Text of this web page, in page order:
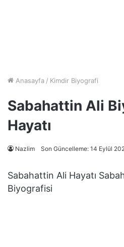
Anasayfa / Kimdir Biyografi
Sabahattin Ali
Hayatı
Nazlim Son Güncelleme: 14 Eylül
Sabahattin Ali Hayatı
Biyografisi